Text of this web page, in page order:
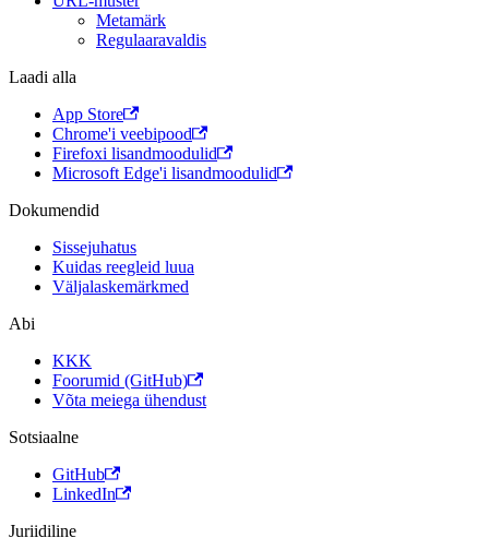
Metamärk
Regulaaravaldis
Laadi alla
App Store
Chrome'i veebipood
Firefoxi lisandmoodulid
Microsoft Edge'i lisandmoodulid
Dokumendid
Sissejuhatus
Kuidas reegleid luua
Väljalaskemärkmed
Abi
KKK
Foorumid (GitHub)
Võta meiega ühendust
Sotsiaalne
GitHub
LinkedIn
Juriidiline